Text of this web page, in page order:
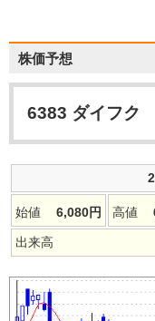
株価予想
6383 ダイフク
始値 6,080円 高値
出来高